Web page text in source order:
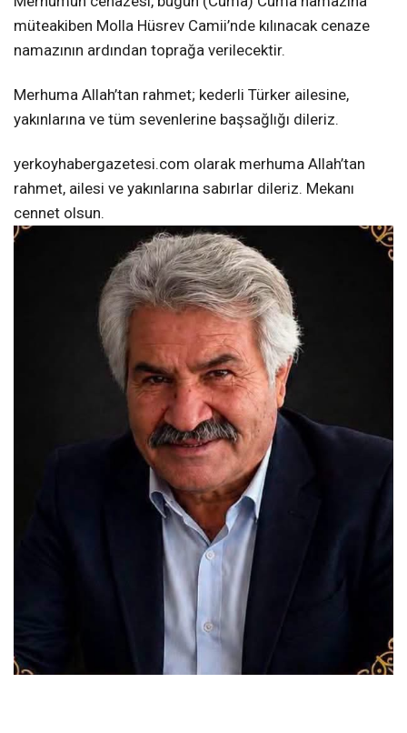
müteakiben Molla Hüsrev Camii’nde kılınacak cenaze
namazının ardından toprağa verilecektir.
Merhuma Allah’tan rahmet; kederli Türker ailesine,
yakınlarına ve tüm sevenlerine başsağlığı dileriz.
yerkoyhabergazetesi.com olarak merhuma Allah’tan
rahmet, ailesi ve yakınlarına sabırlar dileriz. Mekanı
cennet olsun.